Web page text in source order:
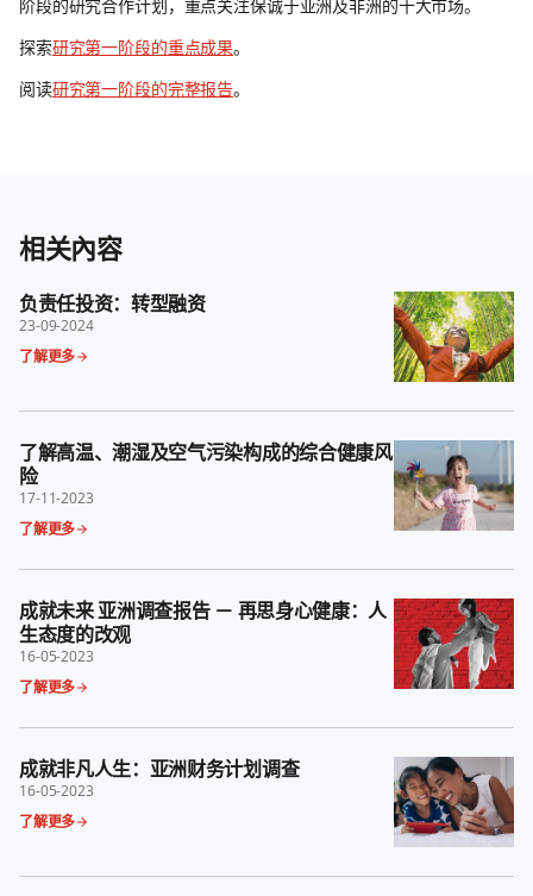
阶段的研究合作计划，重点关注保诚于亚洲及非洲的十大市场。
探索研究第一阶段的重点成果。
阅读研究第一阶段的完整报告。
相关內容
负责任投资：转型融资
23-09-2024
了解更多
了解高温、潮湿及空气污染构成的综合健康风
险
17-11-2023
了解更多
成就未来 亚洲调查报告 － 再思身心健康：人
生态度的改观
16-05-2023
了解更多
成就非凡人生：亚洲财务计划调查
16-05-2023
了解更多